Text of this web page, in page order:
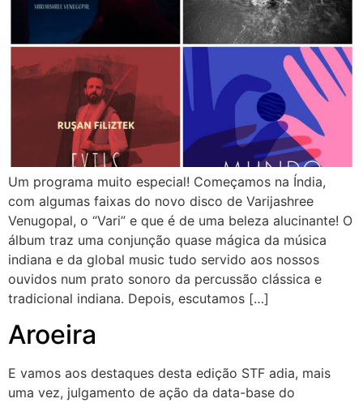
Um programa muito especial! Começamos na Índia,
com algumas faixas do novo disco de Varijashree
Venugopal, o “Vari” e que é de uma beleza alucinante! O
álbum traz uma conjunção quase mágica da música
indiana e da global music tudo servido aos nossos
ouvidos num prato sonoro da percussão clássica e
tradicional indiana. Depois, escutamos […]
Aroeira
E vamos aos destaques desta edição STF adia, mais
uma vez, julgamento de ação da data-base do